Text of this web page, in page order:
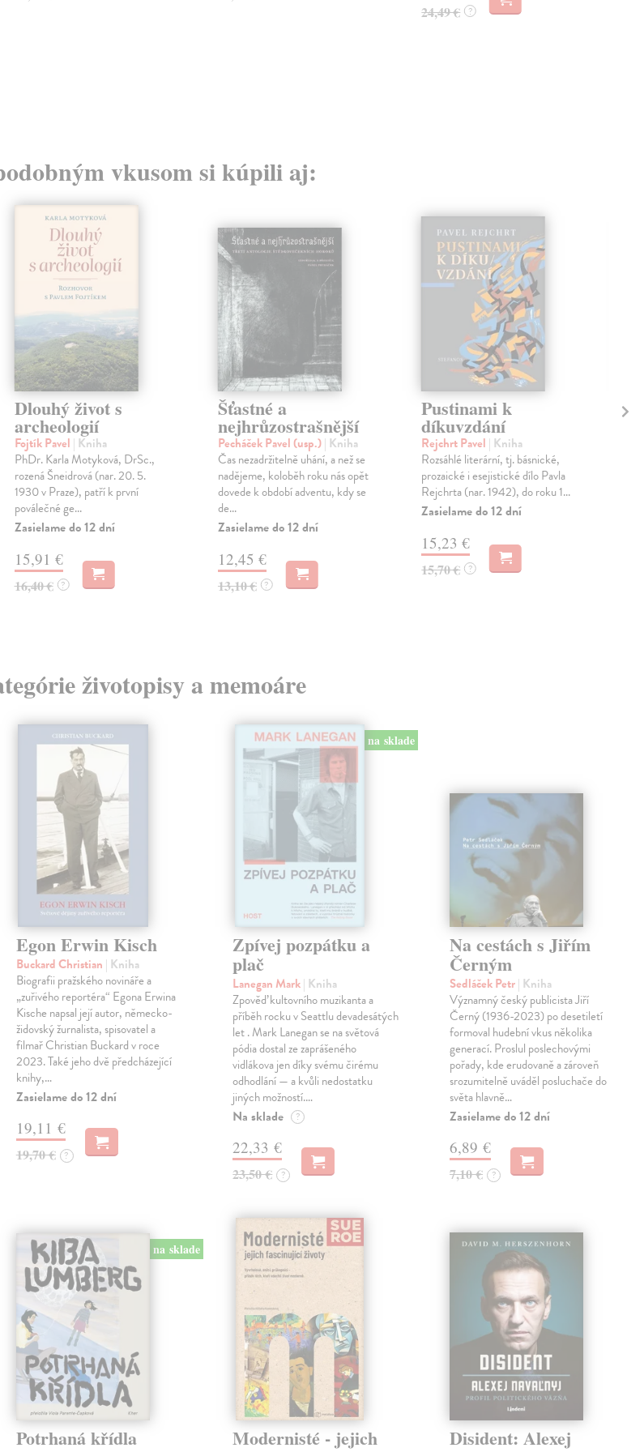
24,49 € ?
vkusom si kúpili aj:
Dlouhý život s
archeologií
Fojtík Pavel | Kniha
PhDr. Karla Motyková, DrSc.,
rozená Šneidrová (nar. 20. 5.
1930 v Praze), patří k první
poválečné ge...
Zasielame do 12 dní
15,91 €
16,40 € ?
Šťastné a
nejhrůzostrašnější
Pecháček Pavel (usp.)| Kniha
Čas nezadržitelně uhání, a než se
nadějeme, koloběh roku nás opět
dovede k období adventu, kdy se
de...
Zasielame do 12 dní
12,45 €
13,10 € ?
Pustinami k
díkuvzdání
Rejchrt Pavel | Kniha
Rozsáhlé literární, tj. básnické,
prozaické i esejistické dílo Pavla
Rejchrta (nar. 1942), do roku 1...
Zasielame do 12 dní
15,23 €
15,70 € ?
životopisy a memoáre
Egon Erwin Kisch
Buckard Christian | Kniha
Biografii pražského novináře a
„zuřivého reportéra“ Egona Erwina
Kische napsal její autor, německo-
židovský žurnalista, spisovatel a
filmař Christian Buckard v roce
2023. Také jeho dvě předcházející
knihy,…
Zasielame do 12 dní
19,11 €
19,70 € ?
na sklade
Zpívej pozpátku a
plač
Lanegan Mark| Kniha
Zpověď kultovního muzikanta a
příběh rocku v Seattlu devadesátých
let . Mark Lanegan se na světová
pódia dostal ze zaprášeného
vidlákova jen díky svému čirému
odhodlání — a kvůli nedostatku
jiných možností.…
Na sklade ?
22,33 €
23,50 € ?
Na cestách s Jiřím
Černým
Sedláček Petr| Kniha
Významný český publicista Jiří
Černý (1936-2023) po desetiletí
formoval hudební vkus několika
generací. Proslul poslechovými
pořady, kde erudovaně a zároveň
srozumitelně uváděl posluchače do
světa hlavně…
Zasielame do 12 dní
6,89 €
7,10 € ?
na sklade
Potrhaná křídla Modernisté - jejich Disident: Alexej